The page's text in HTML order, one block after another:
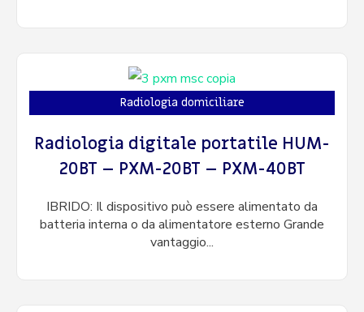
Radiologia domiciliare
Radiologia digitale portatile HUM-
20BT – PXM-20BT – PXM-40BT
IBRIDO: Il dispositivo può essere alimentato da
batteria interna o da alimentatore esterno Grande
vantaggio...